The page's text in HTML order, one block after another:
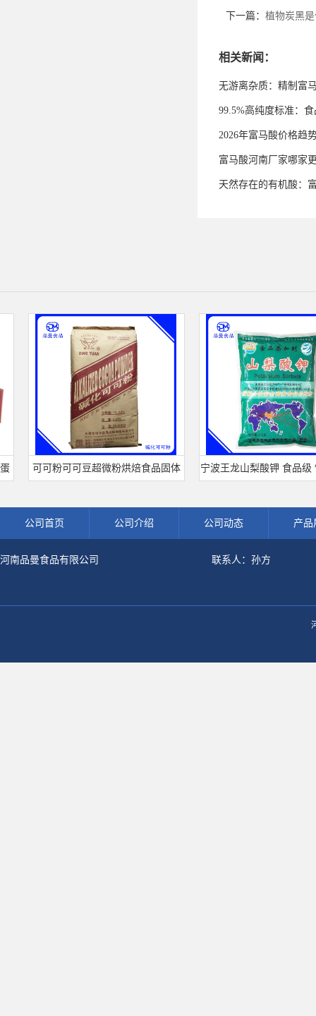
下一篇： 植物炭黑
相关新闻：
无游离杂质：精制富
99.5%高纯度标准：
2026年富马酸价格趋
富马酸河南厂家哪家
天然存在的有机酸：
可可粉可可豆超微粉烘焙食品固体 宁波王龙山梨酸钾 食品级 饮
公司首页 公司介绍 公司动态 产品
河南品曼食品有限公司 联系人：孙方